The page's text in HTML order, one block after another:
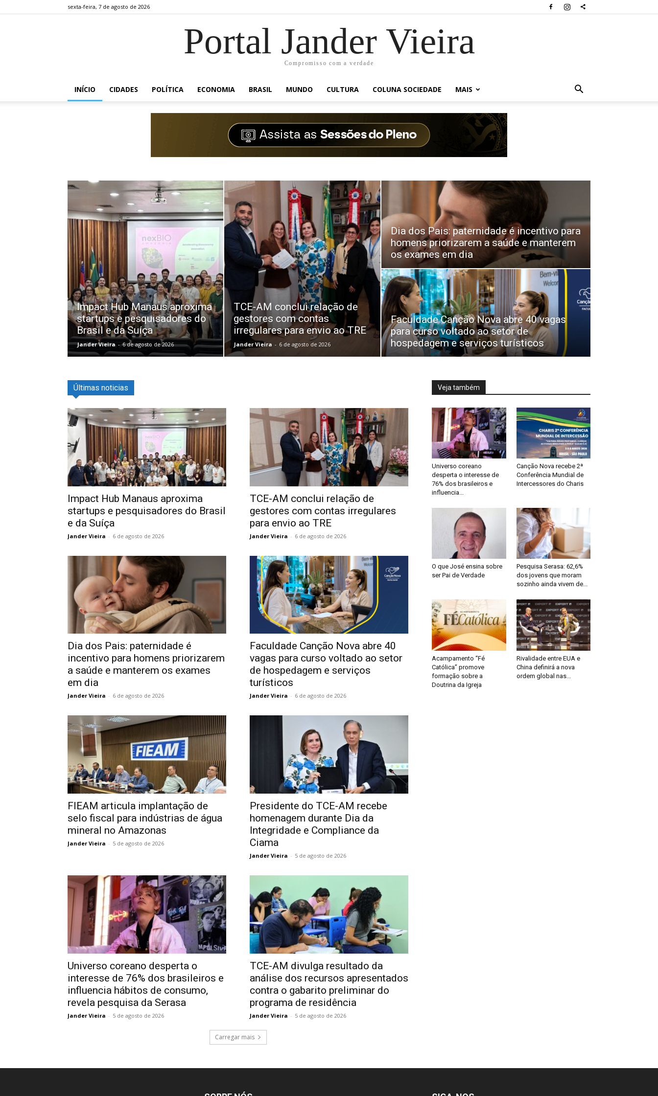
sexta-feira, 7 de agosto de 2026
Portal Jander Vieira
Compromisso com a verdade
INÍCIO CIDADES POLÍTICA ECONOMIA BRASIL MUNDO CULTURA COLUNA SOCIEDADE MAIS
Impact Hub Manaus aproxima
startups e pesquisadores do
Brasil e da Suíça
Jander Vieira - 6 de agosto de 2026
TCE-AM conclui relação de
gestores com contas
irregulares para envio ao TRE
Jander Vieira - 6 de agosto de 2026
Dia dos Pais: paternidade é incentivo para
homens priorizarem a saúde e manterem
os exames em dia
Faculdade Canção Nova abre 40 vagas
para curso voltado ao setor de
hospedagem e serviços turísticos
Últimas noticias
Impact Hub Manaus aproxima
startups e pesquisadores do Brasil
e da Suíça
Jander Vieira - 6 de agosto de 2026
TCE-AM conclui relação de
gestores com contas irregulares
para envio ao TRE
Jander Vieira - 6 de agosto de 2026
Dia dos Pais: paternidade é
incentivo para homens priorizarem
a saúde e manterem os exames
em dia
Jander Vieira - 6 de agosto de 2026
Faculdade Canção Nova abre 40
vagas para curso voltado ao setor
de hospedagem e serviços
turísticos
Jander Vieira - 6 de agosto de 2026
FIEAM articula implantação de
selo fiscal para indústrias de água
mineral no Amazonas
Jander Vieira - 5 de agosto de 2026
Presidente do TCE-AM recebe
homenagem durante Dia da
Integridade e Compliance da
Ciama
Jander Vieira - 5 de agosto de 2026
Universo coreano desperta o
interesse de 76% dos brasileiros e
influencia hábitos de consumo,
revela pesquisa da Serasa
Jander Vieira - 5 de agosto de 2026
TCE-AM divulga resultado da
análise dos recursos apresentados
contra o gabarito preliminar do
programa de residência
Jander Vieira - 5 de agosto de 2026
Carregar mais
Veja também
Universo coreano
desperta o interesse de
76% dos brasileiros e
influencia...
Canção Nova recebe 2ª
Conferência Mundial de
Intercessores do Charis
O que José ensina sobre
ser Pai de Verdade
Pesquisa Serasa: 62,6%
dos jovens que moram
sozinho ainda vivem de...
Acampamento “Fé
Católica” promove
formação sobre a
Doutrina da Igreja
Rivalidade entre EUA e
China definirá a nova
ordem global nas...